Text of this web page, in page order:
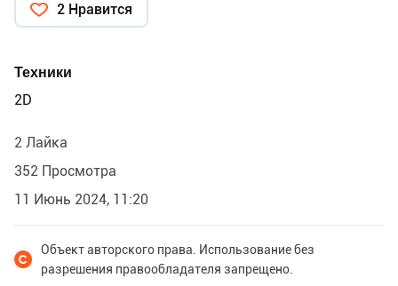
2 Нравится
Техники
2D
2 Лайка
352 Просмотра
11 Июнь 2024, 11:20
Объект авторского права. Использование без
разрешения правообладателя запрещено.